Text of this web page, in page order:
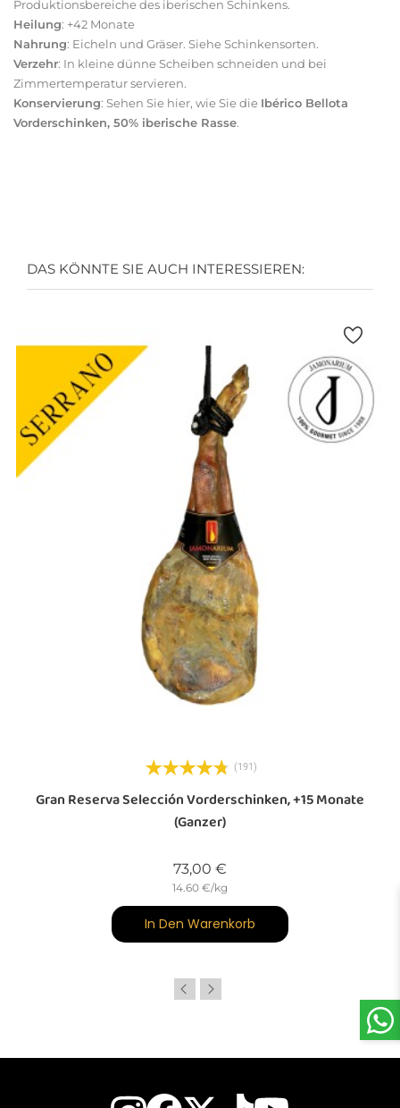
Produktionsbereiche des iberischen Schinkens.
Heilung: +42 Monate
Nahrung: Eicheln und Gräser. Siehe Schinkensorten.
Verzehr: In kleine dünne Scheiben schneiden und bei
Zimmertemperatur servieren.
Konservierung: Sehen Sie hier, wie Sie die Ibérico Bellota
Vorderschinken, 50% iberische Rasse.
DAS KÖNNTE SIE AUCH INTERESSIEREN:
(191)
Gran Reserva Selección Vorderschinken, +15 Monate
(ganzer)
73,00 €
14.60 €/kg
In Den Warenkorb